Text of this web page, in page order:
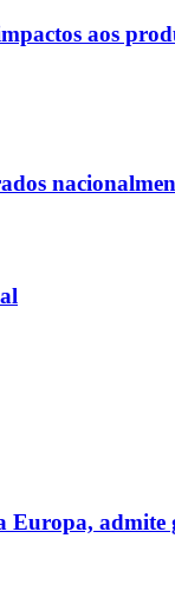
aos
Europa, admite